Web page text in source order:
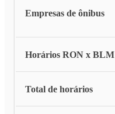
Empresas de ônibus
Horários RON x BLM
Total de horários